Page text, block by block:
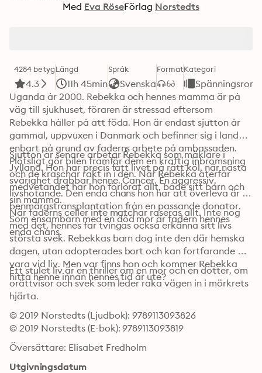
Med Eva RöseFörlag Norstedts
4284 betyg
4.3
Längd
11h 45min
Språk
Svenska
FormatKategori
Uganda år 2000. Rebekka och hennes mamma är på
väg till sjukhuset, föraren är stressad eftersom
Rebekka håller på att föda. Hon är endast sjutton år
gammal, uppvuxen i Danmark och befinner sig i landet
enbart på grund av faderns arbete på ambassaden.
Plötsligt gör bilen framför dem en kraftig inbromsning
och de kraschar rakt in i den. När Rebekka återfår
medvetandet har hon förlorat allt, både sitt barn och
sin mamma.
Sjutton år senare arbetar Rebekka som mäklare i
Jylland. Hon har precis fått livet på rätt köl, när nästa
svårighet drabbar henne. Cancer. En aggressiv,
livshotande. Den enda chans hon har att överleva är en
benmärgstransplantation från en passande donator.
Som ensambarn med en död mor är fadern hennes
enda chans.
När faderns celler inte matchar raseras allt. Inte nog
med det, hennes far tvingas också erkänna sitt livs
största svek. Rebekkas barn dog inte den där hemska
dagen, utan adopterades bort och kan fortfarande
vara vid liv. Men var finns hon och kommer Rebekka
hitta henne innan hennes tid är ute?
Ett stulet liv är en thriller om en mor och en dotter, om
orättvisor och svek som leder raka vägen in i mörkrets
hjärta.
© 2019 Norstedts (Ljudbok): 9789113093826
© 2019 Norstedts (E-bok): 9789113093819
Översättare: Elisabet Fredholm
Utgivningsdatum